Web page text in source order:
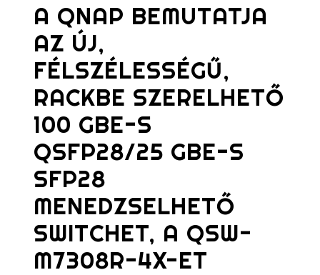
A QNAP BEMUTATJA
AZ ÚJ,
FÉLSZÉLESSÉGŰ,
RACKBE SZERELHETŐ
100 GBE-S
QSFP28/25 GBE-S
SFP28
MENEDZSELHETŐ
SWITCHET, A QSW-
M7308R-4X-ET